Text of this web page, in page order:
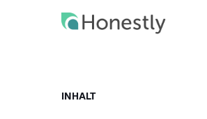
INHALT